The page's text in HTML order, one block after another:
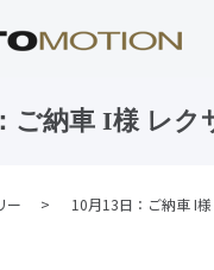
ご納車 I様 レク
ー 10月13日：ご納車 I